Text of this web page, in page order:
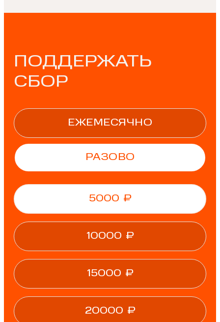
ПОДДЕРЖАТЬ
СБОР
ЕЖЕМЕСЯЧНО
РАЗОВО
5000 ₽
10000 ₽
15000 ₽
20000 ₽